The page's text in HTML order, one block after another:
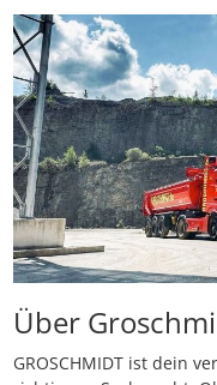
Über
GROSCHMIDT ist dein